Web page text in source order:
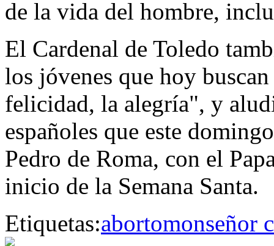
de la vida del hombre,
El Cardenal de Toledo
los jóvenes que hoy
felicidad, la alegría", y
españoles que este
Pedro de Roma, con el
inicio de la Semana Santa.
Etiquetas:abortomonseñor